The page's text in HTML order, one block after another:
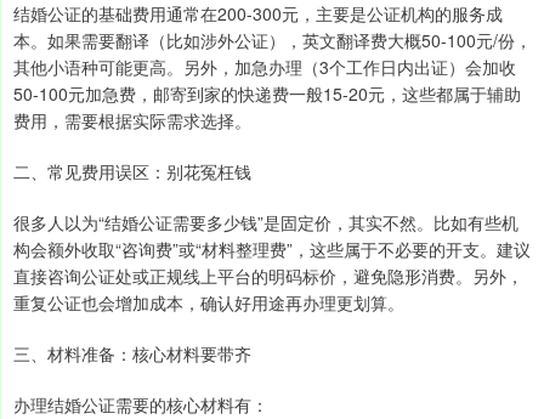
结婚公证的基础费用通常在200-300元，主要是公证机构的服务成
本。如果需要翻译（比如涉外公证），英文翻译费大概50-100元/份，
其他小语种可能更高。另外，加急办理（3个工作日内出证）会加收
50-100元加急费，邮寄到家的快递费一般15-20元，这些都属于辅助
费用，需要根据实际需求选择。
二、常见费用误区：别花冤枉钱
很多人以为“结婚公证需要多少钱”是固定价，其实不然。比如有些机
构会额外收取“咨询费”或“材料整理费”，这些属于不必要的开支。建议
直接咨询公证处或正规线上平台的明码标价，避免隐形消费。另外，
重复公证也会增加成本，确认好用途再办理更划算。
三、材料准备：核心材料要带齐
办理结婚公证需要的核心材料有：